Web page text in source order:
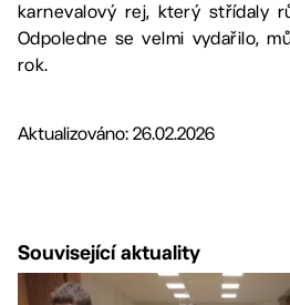
karnevalový rej, který střídaly
Odpoledne se velmi vydařilo,
rok.
Aktualizováno: 26.02.2026
Související aktuality